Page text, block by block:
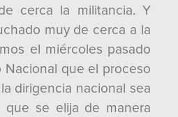
cerca la militancia. Y
muy de cerca a la
el miércoles pasado
Nacional que el proceso
dirigencia nacional sea
se elija de manera